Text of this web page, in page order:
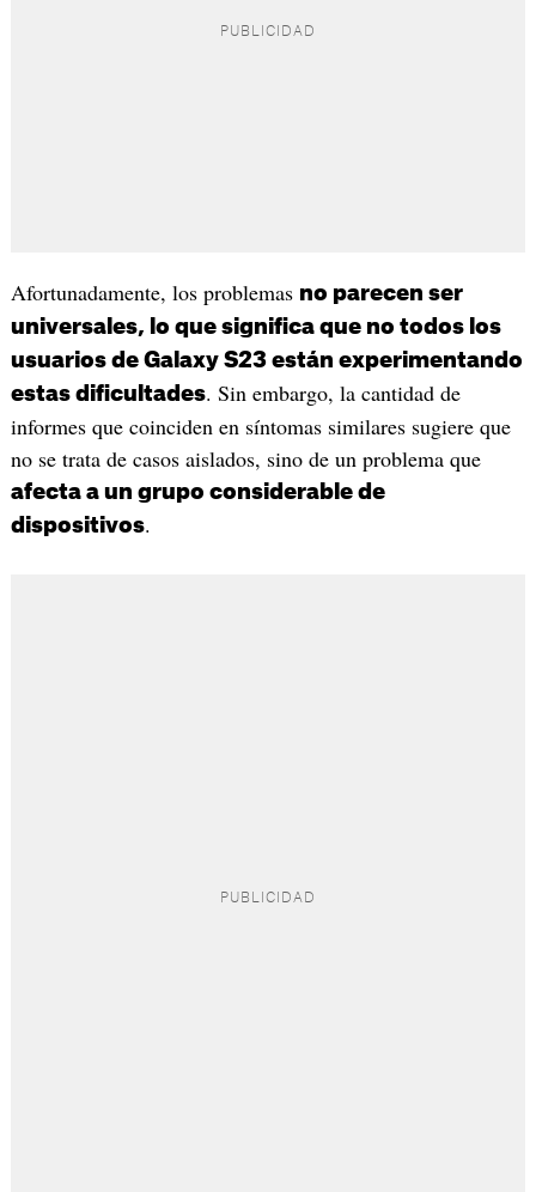
Afortunadamente, los problemas no parecen ser
universales, lo que significa que no todos los
usuarios de Galaxy S23 están experimentando
estas dificultades. Sin embargo, la cantidad de
informes que coinciden en síntomas similares sugiere que
no se trata de casos aislados, sino de un problema que
afecta a un grupo considerable de
dispositivos.